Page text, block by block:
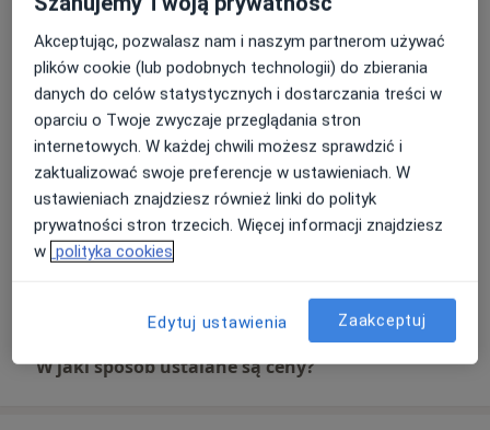
E-recepta
100 zł Szczegóły Umów wizytę
Konsultacja lekarska z zakresu
leczenia osteoporozy
320 zł Szczegóły
Umów wizytę
Konsultacja reumatologiczna + USG
W jaki sposób ustalane są ceny?
Akceptując, pozwalasz nam i naszym partnerom używać
plików cookie (lub podobnych technologii) do zbierania
danych do celów statystycznych i dostarczania treści w
oparciu o Twoje zwyczaje przeglądania stron
internetowych. W każdej chwili możesz sprawdzić i
zaktualizować swoje preferencje w ustawieniach. W
ustawieniach znajdziesz również linki do polityk
prywatności stron trzecich. Więcej informacji znajdziesz
w polityka cookies
Edytuj ustawienia Zaakceptuj